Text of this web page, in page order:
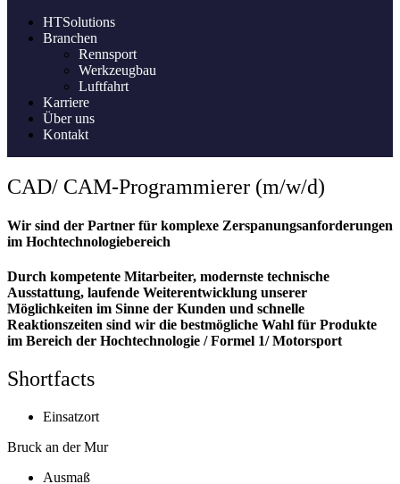
HTSolutions
Branchen
Rennsport
Werkzeugbau
Luftfahrt
Karriere
Über uns
Kontakt
CAD/ CAM-Programmierer (m/w/d)
Wir sind der Partner für komplexe Zerspanungsanforderungen
im Hochtechnologiebereich
Durch kompetente Mitarbeiter, modernste technische
Ausstattung, laufende Weiterentwicklung unserer
Möglichkeiten im Sinne der Kunden und schnelle
Reaktionszeiten sind wir die bestmögliche Wahl für Produkte
im Bereich der Hochtechnologie / Formel 1/ Motorsport
Shortfacts
Einsatzort
Bruck an der Mur
Ausmaß